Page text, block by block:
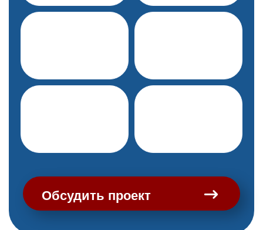
Обсудить проект